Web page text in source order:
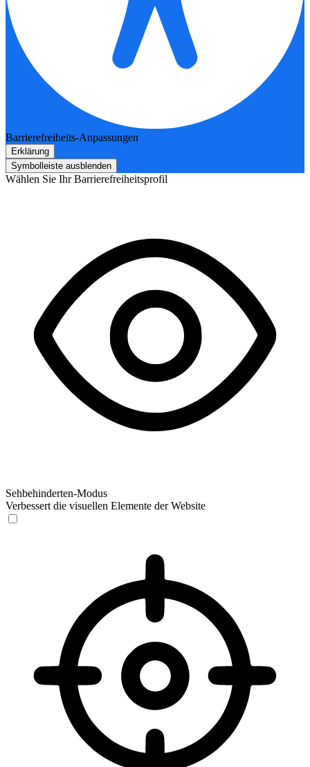
Barrierefreiheits-Anpassungen
Erklärung
Symbolleiste ausblenden
Wählen Sie Ihr Barrierefreiheitsprofil
Sehbehinderten-Modus
Verbessert die visuellen Elemente der Website